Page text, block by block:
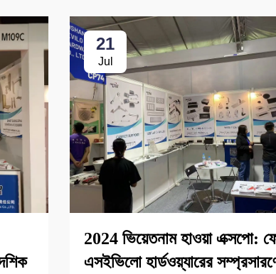
21
Jul
2024 ভিয়েতনাম হাওয়া এক্সপো:
এসইভিলো হার্ডওয়্যারের